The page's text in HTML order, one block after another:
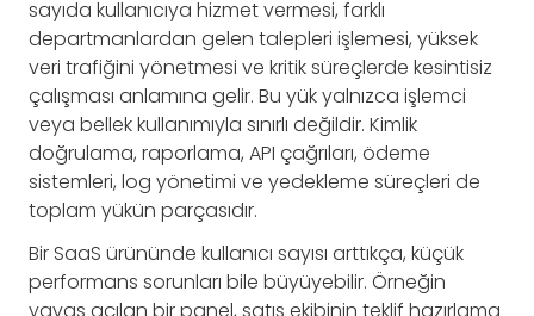
sayıda kullanıcıya hizmet vermesi, farklı
departmanlardan gelen talepleri işlemesi, yüksek
veri trafiğini yönetmesi ve kritik süreçlerde kesintisiz
çalışması anlamına gelir. Bu yük yalnızca işlemci
veya bellek kullanımıyla sınırlı değildir. Kimlik
doğrulama, raporlama, API çağrıları, ödeme
sistemleri, log yönetimi ve yedekleme süreçleri de
toplam yükün parçasıdır.
Bir SaaS ürününde kullanıcı sayısı arttıkça, küçük
performans sorunları bile büyüyebilir. Örneğin